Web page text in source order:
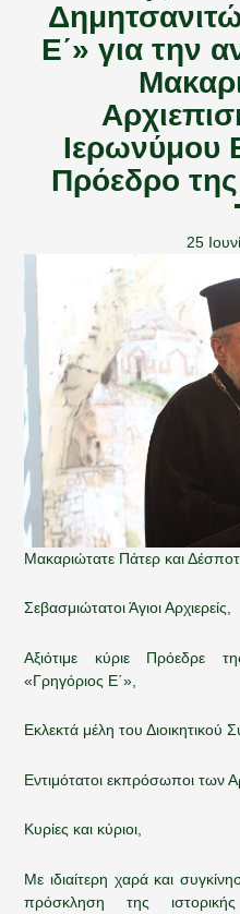
Ε΄» για την
Ιερωνύμου
Πρόεδρο
25
Μακαριώτατε Πάτερ και
Σεβασμιώτατοι Άγιοι Αρχιερείς,
Αξιότιμε κύριε Πρόεδρε
«Γρηγόριος Ε΄»,
Εκλεκτά μέλη του Διοικητικού
Εντιμότατοι εκπρόσωποι των
Κυρίες και κύριοι,
Με ιδιαίτερη χαρά και
πρόσκληση της